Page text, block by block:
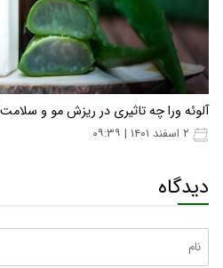
آلوئه ورا چه تاثیری در ریزش مو و
دیدگاه